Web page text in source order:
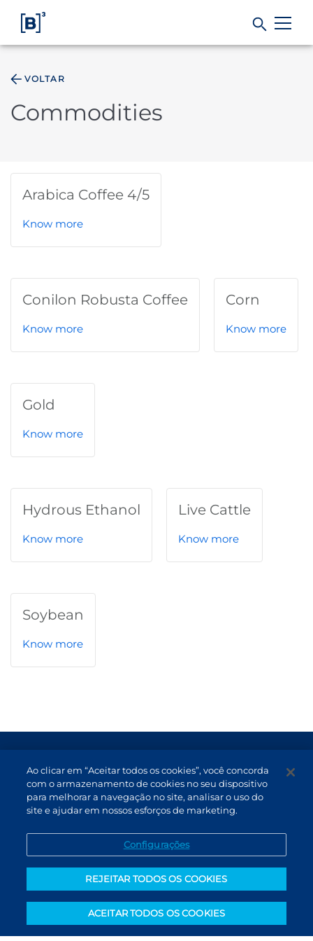
Solutions
B3
VOLTAR
Commodities
Arabica Coffee 4/5
Know more
Conilon Robusta Coffee
Know more
Corn
Know more
Gold
Know more
Hydrous Ethanol
Know more
Live Cattle
Know more
Soybean
Know more
Non-resident investor
Service Channels
Ao clicar em “Aceitar todos os cookies”, você concorda
com o armazenamento de cookies no seu dispositivo
para melhorar a navegação no site, analisar o uso do
site e ajudar em nossos esforços de marketing.
Configurações
REJEITAR TODOS OS COOKIES
ACEITAR TODOS OS COOKIES